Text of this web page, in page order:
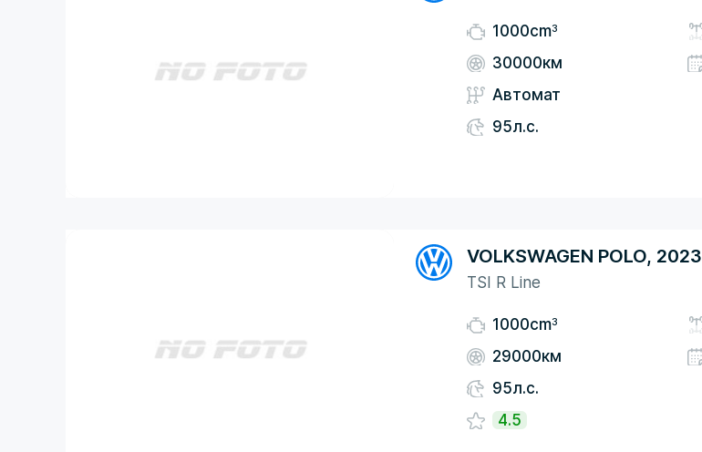
1000cm3
30000км
Автомат
95л.с.
VOLKSWAGEN POLO, 2023
TSI R Line
1000cm3
29000км
95л.с.
4.5